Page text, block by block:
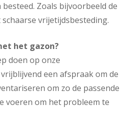
Zoals bijvoorbeeld de
vrijetijdsbesteding.
het gazon?
doen op onze
een afspraak om de
om zo de passende
voeren om het probleem te